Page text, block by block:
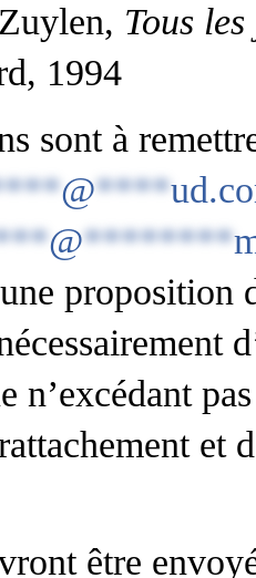
Tous
1994
sont à
@****
@********
proposition
n’excédant
et
être